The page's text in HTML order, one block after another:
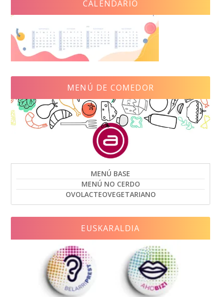
CALENDARIO
MENÚ DE COMEDOR
MENÚ BASE
MENÚ NO CERDO
OVOLACTEOVEGETARIANO
EUSKARALDIA